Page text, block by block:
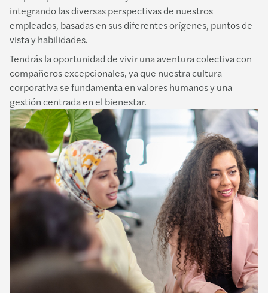
integrando las diversas perspectivas de nuestros
empleados, basadas en sus diferentes orígenes, puntos de
vista y habilidades.
Tendrás la oportunidad de vivir una aventura colectiva con
compañeros excepcionales, ya que nuestra cultura
corporativa se fundamenta en valores humanos y una
gestión centrada en el bienestar.